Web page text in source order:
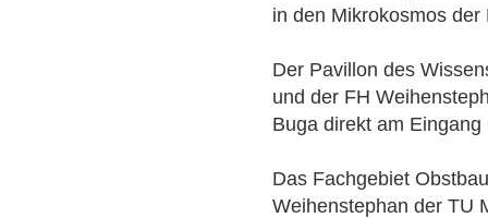
in den Mikrokosmos
Der Pavillon des
und der FH
Buga direkt am Eingang
Das Fachgebiet
Weihenstephan der TU